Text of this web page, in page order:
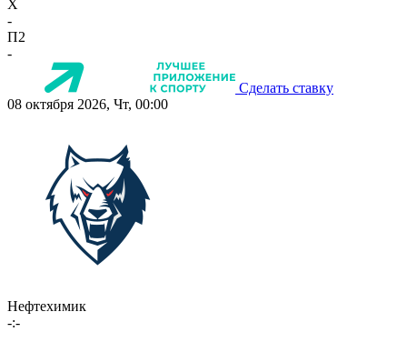
X
-
П2
-
Сделать ставку
08 октября 2026, Чт, 00:00
Нефтехимик
-:-